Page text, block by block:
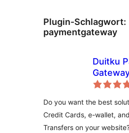
Plugin-Schlagwort:
paymentgateway
Duitku
Do you want the best
Credit Cards, e-wallet,
Transfers on your